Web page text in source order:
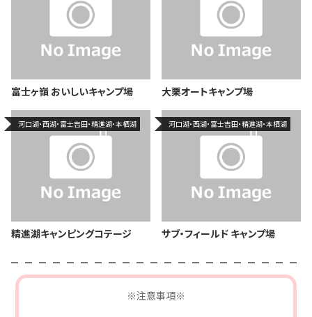
富士ヶ嶺 おいしいキャンプ場 大栗オートキャンプ場
河口湖・西湖・富士吉田・精進湖・本栖湖
精進湖キャンピングコテージ
河口湖・西湖・富士吉田・精進湖・本栖湖
サブ・フィールド キャンプ場
※注意事項※